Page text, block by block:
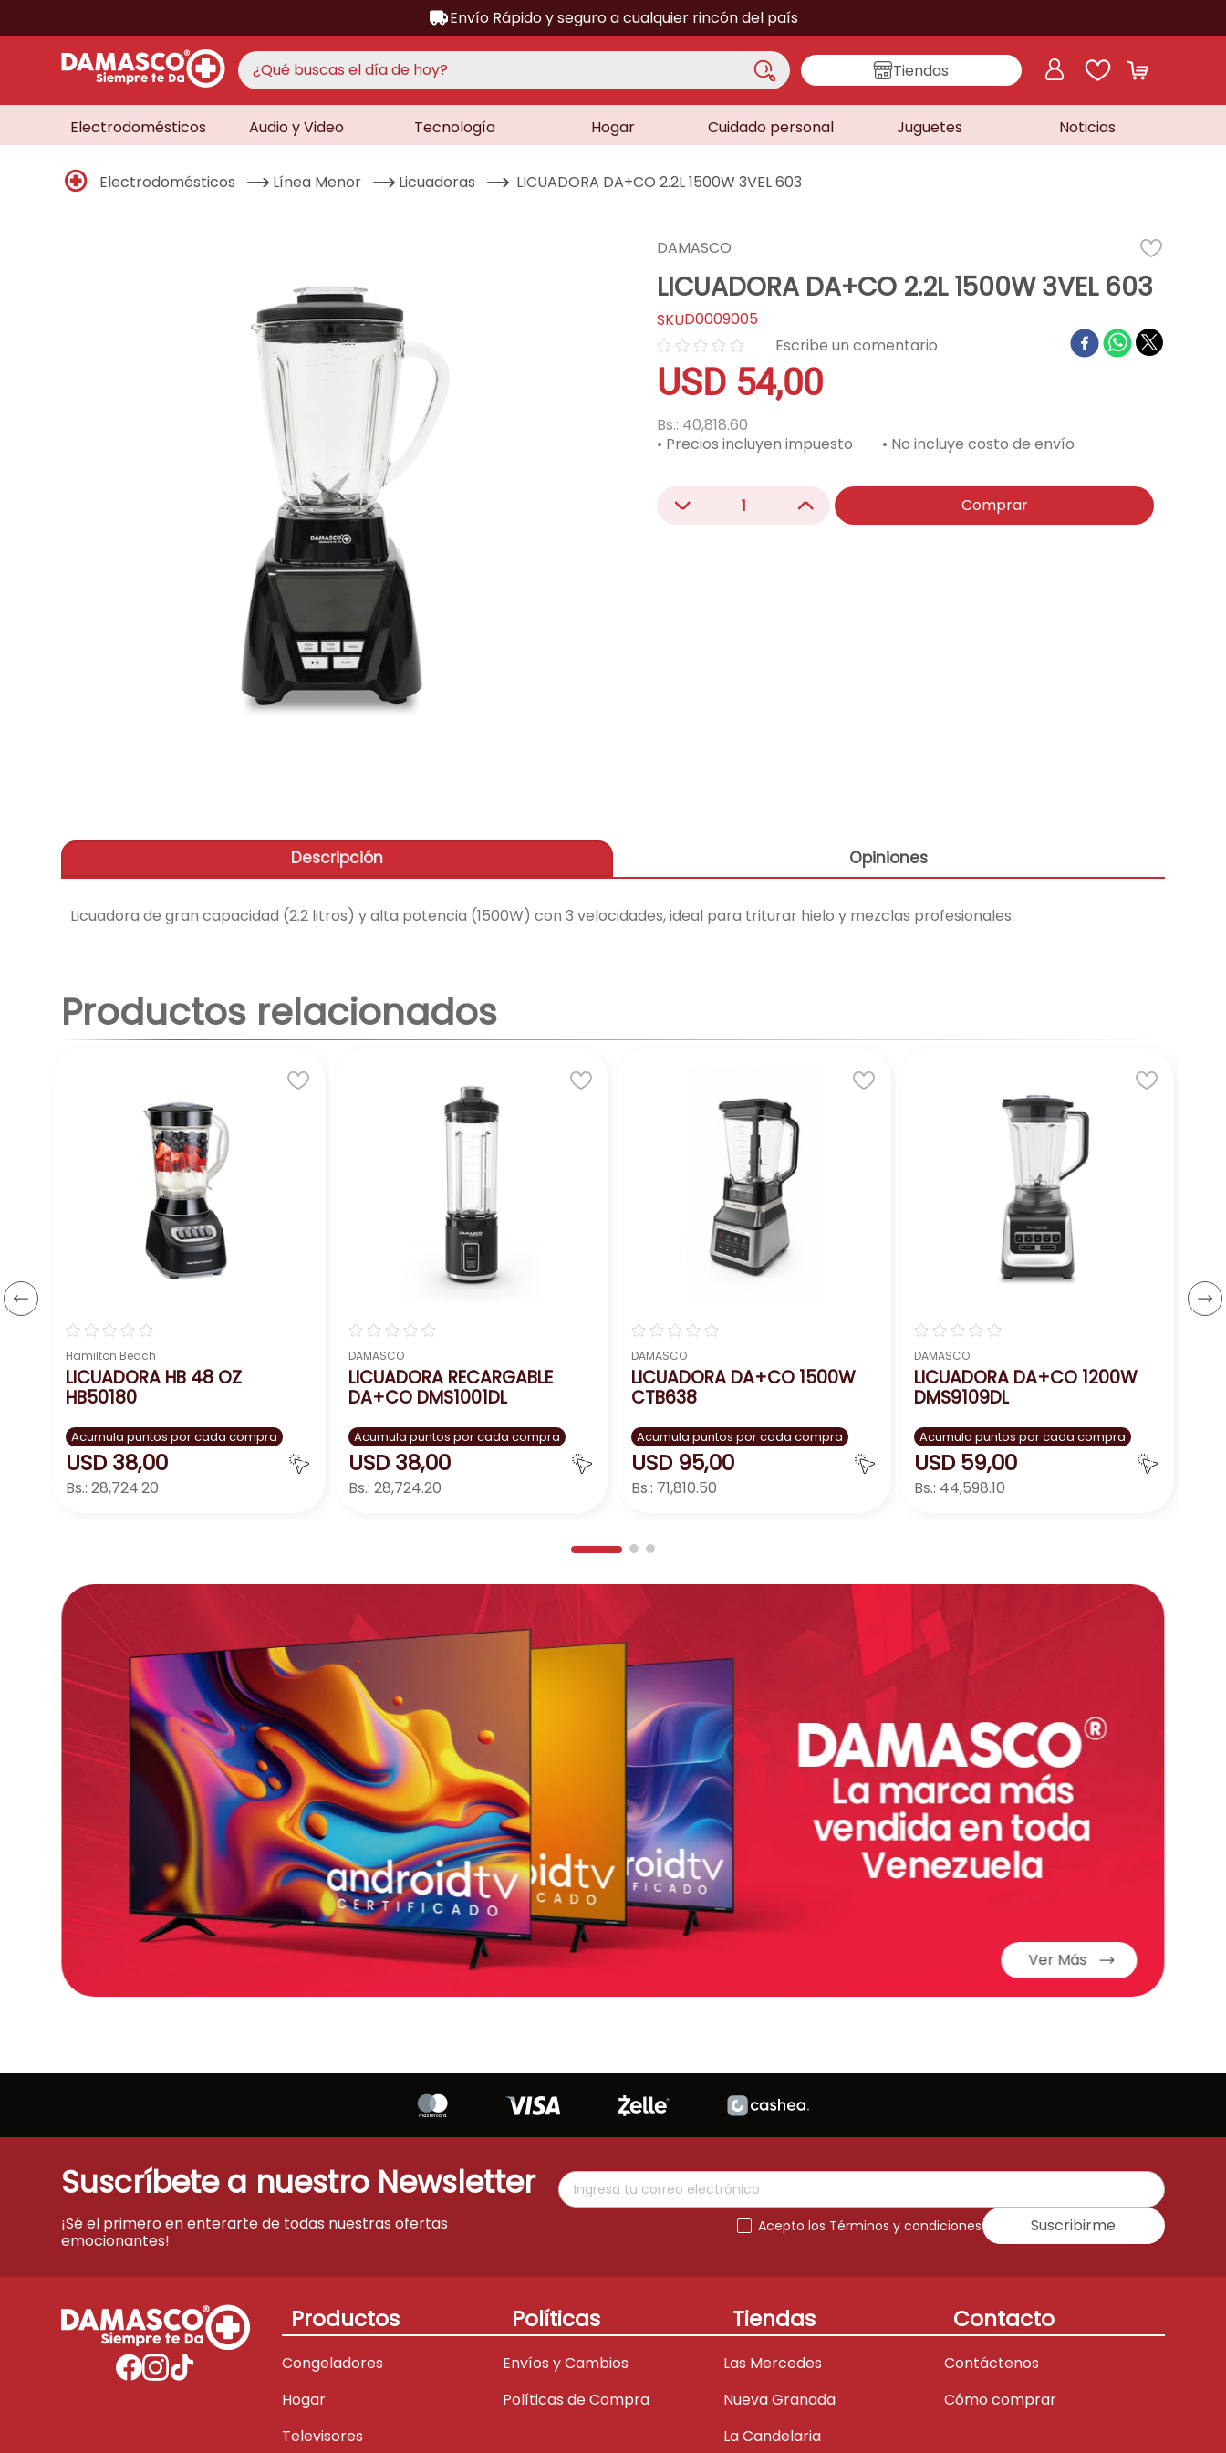
Envío Rápido y seguro a cualquier rincón del país
¿Qué buscas el día de hoy?
Tiendas
Electrodomésticos Audio y Video Tecnología Hogar Cuidado personal Juguetes Noticias
Electrodomésticos Línea Menor Licuadoras LICUADORA DA+CO 2.2L 1500W 3VEL 603
DAMASCO
LICUADORA DA+CO 2.2L 1500W 3VEL 603
D0009005
☆☆☆☆☆
USD 54,00
Bs.: 40,818.60
• Precios incluyen impuesto
• No incluye costo de envío
＋
－ Comprar
Descripción Opiniones
Licuadora de gran capacidad (2.2 litros) y alta potencia (1500W) con 3 velocidades, ideal para triturar hielo y mezclas profesionales.
Productos relacionados
☆☆☆☆☆
Hamilton Beach
LICUADORA HB 48 OZ
HB50180
Acumula puntos por cada compra
USD 38,00
Bs.: 28,724.20
☆☆☆☆☆
DAMASCO
LICUADORA RECARGABLE
DA+CO DMS1001DL
Acumula puntos por cada compra
USD 38,00
Bs.: 28,724.20
☆☆☆☆☆
DAMASCO
LICUADORA DA+CO 1500W
CTB638
Acumula puntos por cada compra
USD 95,00
Bs.: 71,810.50
☆☆☆☆☆
DAMASCO
LICUADORA DA+CO 1200W
DMS9109DL
Acumula puntos por cada compra
USD 59,00
Bs.: 44,598.10
－
Ver Más
Suscríbete a nuestro Newsletter
¡Sé el primero en enterarte de todas nuestras ofertas
emocionantes!
Acepto los Términos y condiciones Suscribirme
Productos
Congeladores
Hogar
Televisores
Políticas
Envíos y Cambios
Políticas de Compra
Tiendas
Las Mercedes
Nueva Granada
La Candelaria
Contacto
Contáctenos
Cómo comprar
TÉRMINOS MÁS BUSCADOS
2. nevera
5.
6. televisor
licuadora
neveras
aire-acondicionado
telefono